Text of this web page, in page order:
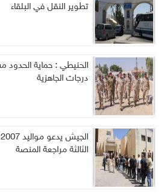
تطوير النقل في البلقاء
الحنيطي : حماية
درجات الجاهزية
الثالثة مراجعة المنصة